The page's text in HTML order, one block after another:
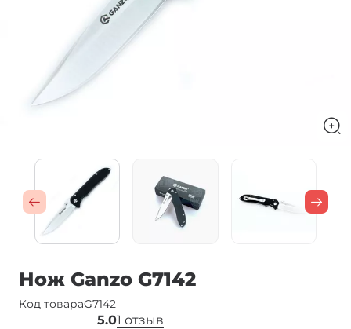
Нож Ganzo G7142
Код товараG7142
5.01 отзыв